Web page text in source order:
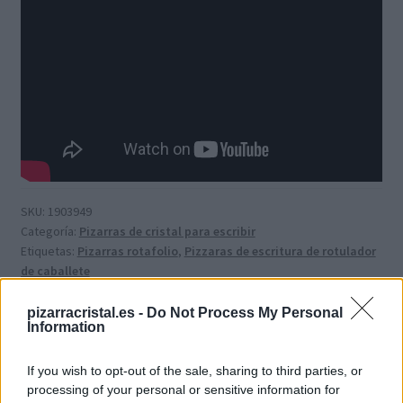
pizarracristal.es - Do Not Process My Personal
Information
If you wish to opt-out of the sale, sharing to third parties, or
processing of your personal or sensitive information for
SKU: 1903949
Categoría: Pizarras de cristal para escribir
Etiquetas: Pizarras rotafolio, Pizzaras de escritura de rotulador
de caballete
Información adicional